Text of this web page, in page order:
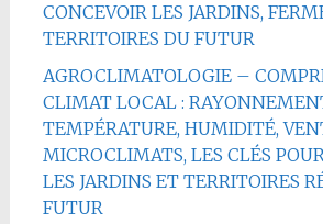
CONCEVOIR LES JARDINS,
TERRITOIRES DU FUTUR
AGROCLIMATOLOGIE –
CLIMAT LOCAL :
TEMPÉRATURE, HUMIDITÉ,
MICROCLIMATS, LES CLÉS
LES JARDINS ET TERRITOIRES
FUTUR